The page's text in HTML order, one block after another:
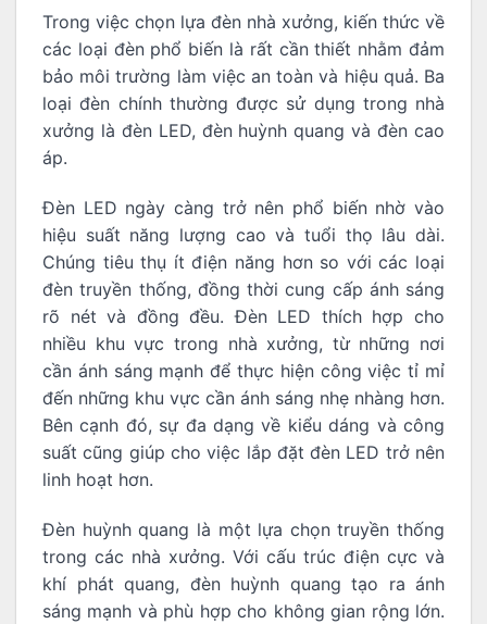
Trong việc chọn lựa đèn nhà xưởng, kiến thức về
các loại đèn phổ biến là rất cần thiết nhằm đảm
bảo môi trường làm việc an toàn và hiệu quả. Ba
loại đèn chính thường được sử dụng trong nhà
xưởng là đèn LED, đèn huỳnh quang và đèn cao
áp.
Đèn LED ngày càng trở nên phổ biến nhờ vào
hiệu suất năng lượng cao và tuổi thọ lâu dài.
Chúng tiêu thụ ít điện năng hơn so với các loại
đèn truyền thống, đồng thời cung cấp ánh sáng
rõ nét và đồng đều. Đèn LED thích hợp cho
nhiều khu vực trong nhà xưởng, từ những nơi
cần ánh sáng mạnh để thực hiện công việc tỉ mỉ
đến những khu vực cần ánh sáng nhẹ nhàng hơn.
Bên cạnh đó, sự đa dạng về kiểu dáng và công
suất cũng giúp cho việc lắp đặt đèn LED trở nên
linh hoạt hơn.
Đèn huỳnh quang là một lựa chọn truyền thống
trong các nhà xưởng. Với cấu trúc điện cực và
khí phát quang, đèn huỳnh quang tạo ra ánh
sáng mạnh và phù hợp cho không gian rộng lớn.